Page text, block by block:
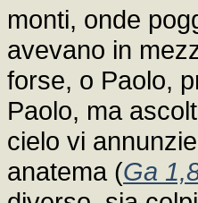
monti, onde
avevano in
forse, o Paolo,
Paolo, ma
cielo vi
anatema (Ga